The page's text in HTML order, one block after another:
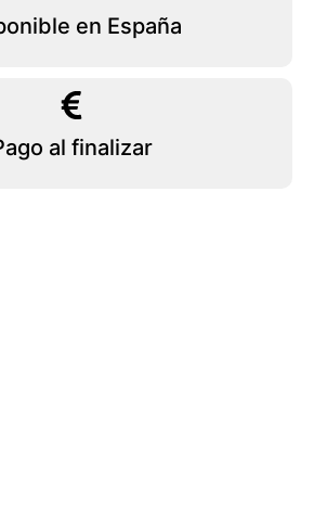
en España
al finalizar